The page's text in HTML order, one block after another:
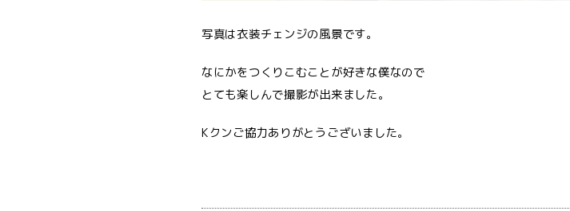
写真は衣装チェンジの風景です。
なにかをつくりこむことが好きな僕なので
とても楽しんで撮影が出来ました。
Kクンご協力ありがとうございました。